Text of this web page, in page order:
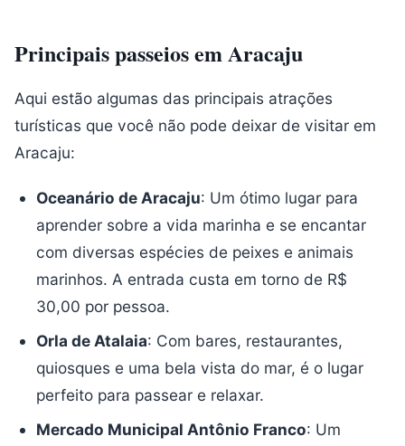
Principais passeios em Aracaju
Aqui estão algumas das principais atrações
turísticas que você não pode deixar de visitar em
Aracaju:
Oceanário de Aracaju: Um ótimo lugar para
aprender sobre a vida marinha e se encantar
com diversas espécies de peixes e animais
marinhos. A entrada custa em torno de R$
30,00 por pessoa.
Orla de Atalaia: Com bares, restaurantes,
quiosques e uma bela vista do mar, é o lugar
perfeito para passear e relaxar.
Mercado Municipal Antônio Franco: Um